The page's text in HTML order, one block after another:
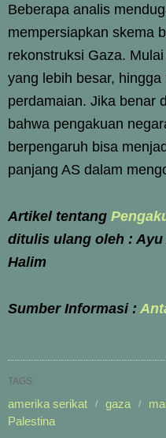
Beberapa analis
mempersiapkan skema
rekonstruksi Gaza.
yang lebih besar,
perdamaian. Jika benar
bahwa pengakuan
berpengaruh bisa
panjang AS dalam
Artikel tentang
ditulis ulang oleh :
Halim
Sumber Informasi :
TAGS:
amerika serikat gaza
Palestina